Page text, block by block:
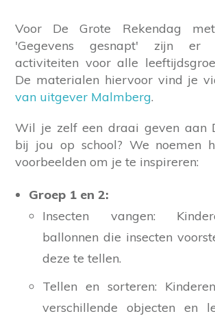
Voor De Grote Rekendag
'Gegevens gesnapt' zijn er
activiteiten voor alle
De materialen hiervoor vind je
van uitgever Malmberg.
Wil je zelf een draai geven aan
bij jou op school? We noemen
voorbeelden om je te inspireren:
Groep 1 en 2:
Insecten vangen:
ballonnen die insecten
deze te tellen.
Tellen en sorteren:
verschillende objecten en